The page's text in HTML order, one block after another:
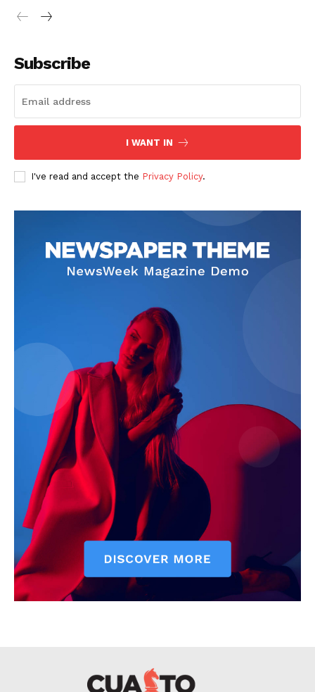
Subscribe
I WANT IN
I've read and accept the Privacy Policy.